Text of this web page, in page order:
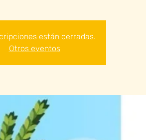
están cerradas.
Otros eventos